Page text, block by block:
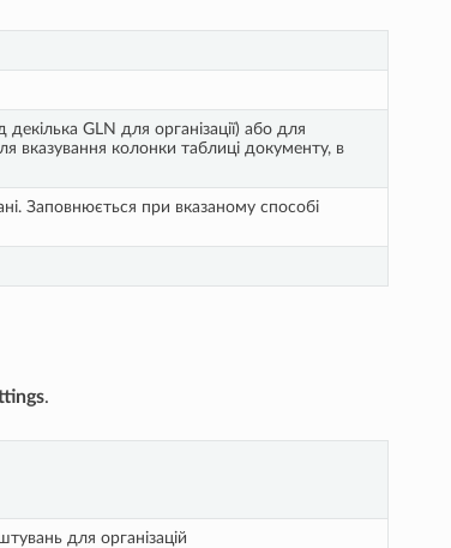
GLN для організації) або для
вказування колонки таблиці документу, в
Заповнюється при вказаному способі
.
для організацій